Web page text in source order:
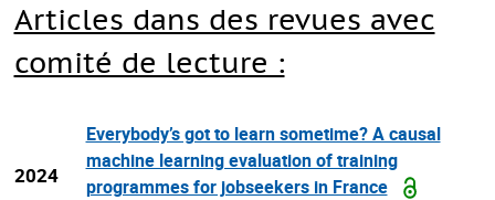
Articles dans des revues avec
comité de lecture :
2024
Everybody’s got to learn sometime? A causal
machine learning evaluation of training
programmes for jobseekers in France